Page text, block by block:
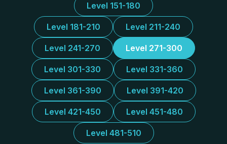
Level 151-180
Level 181-210 Level 211-240
Level 241-270 Level 271-300
Level 301-330 Level 331-360
Level 361-390 Level 391-420
Level 421-450 Level 451-480
Level 481-510